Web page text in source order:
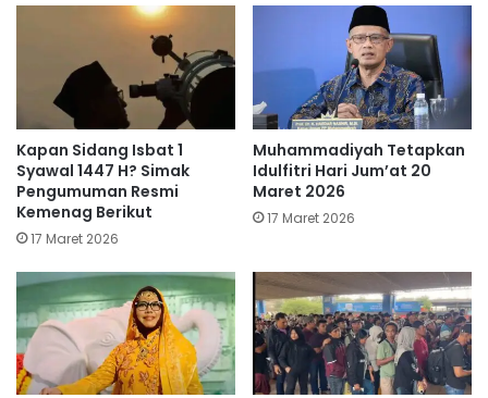
Kapan Sidang Isbat 1
Syawal 1447 H? Simak
Pengumuman Resmi
Kemenag Berikut
17 Maret 2026
Muhammadiyah Tetapkan
Idulfitri Hari Jum’at 20
Maret 2026
17 Maret 2026